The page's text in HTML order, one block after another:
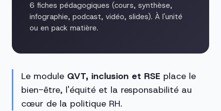
6 fiches pédagogiques (cours, synthèse,
infographie, podcast, vidéo, slides). À l'unité
ou en pack matière.
Le module QVT, inclusion et RSE place le
bien-être, l'équité et la responsabilité au
cœur de la politique RH.